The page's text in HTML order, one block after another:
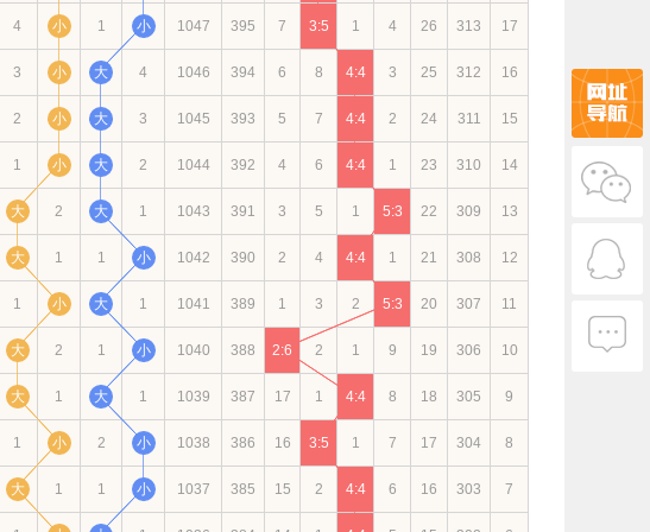
4 小 1 小 1047 395 7 3:5 1 4 26 313 17
3 小 大 4 1046 394 6 8 4:4 3 25 312 16
2 小 大 3 1045 393 5 7 4:4 2 24 311 15
1 小 大 2 1044 392 4 6 4:4 1 23 310 14
大 2 大 1 1043 391 3 5 1 5:3 22 309 13
大 1 1 小 1042 390 2 4 4:4 1 21 308 12
1 小 大 1 1041 389 1 3 2 5:3 20 307 11
大 2 1 小 1040 388 2:6 2 1 9 19 306 10
大 1 大 1 1039 387 17 1 4:4 8 18 305 9
1 小 2 小 1038 386 16 3:5 1 7 17 304 8
大 1 1 小 1037 385 15 2 4:4 6 16 303 7